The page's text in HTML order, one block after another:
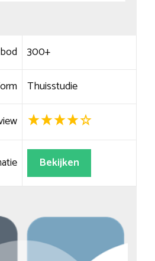
300+
Thuisstudie
Bekijken